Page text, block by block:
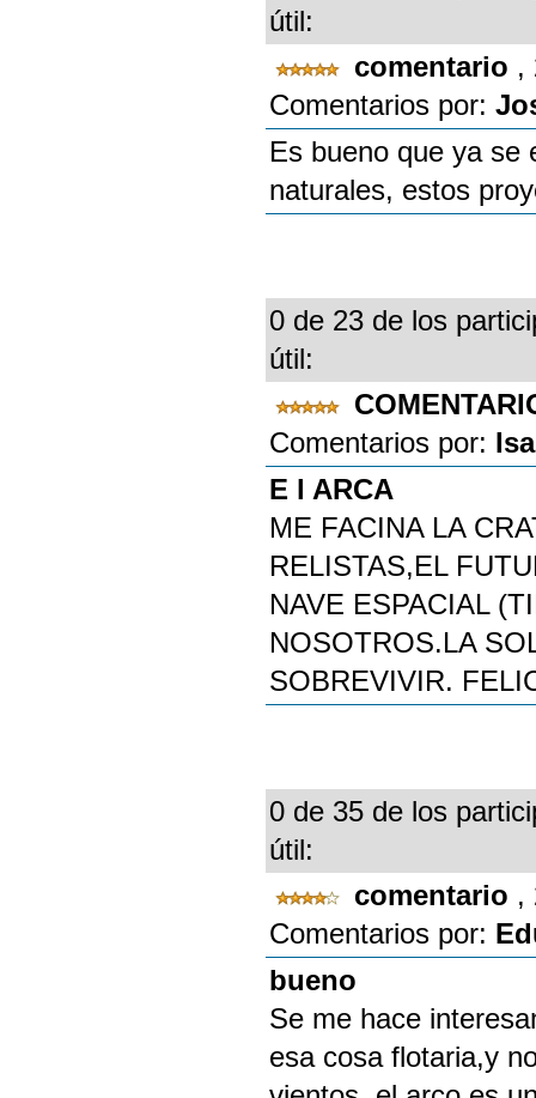
útil:
comentario ,
Comentarios por:
Es bueno que ya se
naturales, estos
0 de 23 de los
útil:
Comentarios por:
E l ARCA
ME FACINA LA
RELISTAS,EL
NAVE ESPACIAL
NOSOTROS.LA
SOBREVIVIR.
0 de 35 de los
útil:
comentario ,
Comentarios por:
bueno
Se me hace
esa cosa flotaria,y